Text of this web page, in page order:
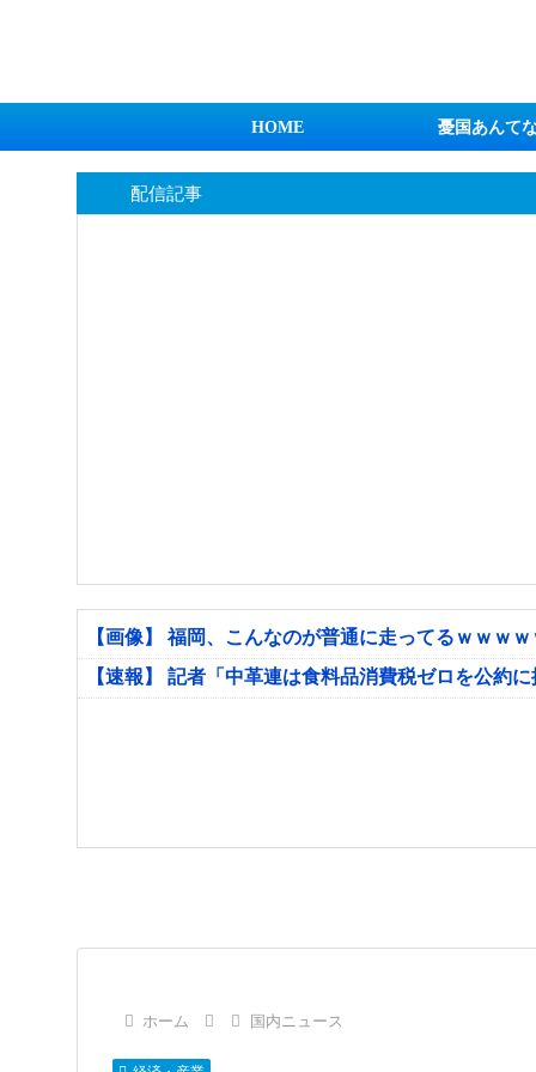
HOME 憂国あんて
配信記事
【画像】 福岡、こんなのが普通に走ってるｗｗｗ
【速報】 記者「中革連は食料品消費税ゼロを公約
ホーム 国内ニュース